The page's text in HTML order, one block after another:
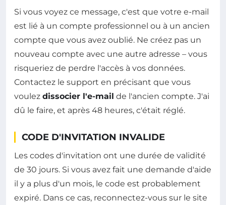
Si vous voyez ce message, c'est que votre e-mail
est lié à un compte professionnel ou à un ancien
compte que vous avez oublié. Ne créez pas un
nouveau compte avec une autre adresse – vous
risqueriez de perdre l'accès à vos données.
Contactez le support en précisant que vous
voulez dissocier l'e-mail de l'ancien compte. J'ai
dû le faire, et après 48 heures, c'était réglé.
CODE D'INVITATION INVALIDE
Les codes d'invitation ont une durée de validité
de 30 jours. Si vous avez fait une demande d'aide
il y a plus d'un mois, le code est probablement
expiré. Dans ce cas, reconnectez-vous sur le site